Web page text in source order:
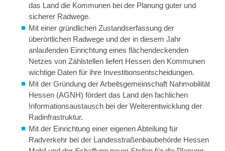
das Land die Kommunen bei der Planung guter und
sicherer Radwege.
Mit einer gründlichen Zustandserfassung der
überörtlichen Radwege und der in diesem Jahr
anlaufenden Einrichtung eines flächendeckenden
Netzes von Zählstellen liefert Hessen den Kommunen
wichtige Daten für ihre Investitionsentscheidungen.
Mit der Gründung der Arbeitsgemeinschaft Nahmobilität
Hessen (AGNH) fördert das Land den fachlichen
Informationsaustausch bei der Weiterentwicklung der
Radinfrastruktur.
Mit der Einrichtung einer eigenen Abteilung für
Radverkehr bei der Landesstraßenbaubehörde Hessen